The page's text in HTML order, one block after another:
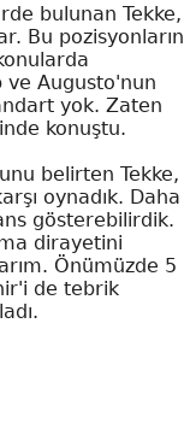
bulunan Tekke,
Bu pozisyonların
ve Augusto'nun
yok. Zaten
konuştu.
belirten Tekke,
oynadık. Daha
gösterebilirdik.
dirayetini
Önümüzde 5
de tebrik